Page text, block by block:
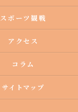
スポーツ観戦
アクセス
コラム
サイトマップ